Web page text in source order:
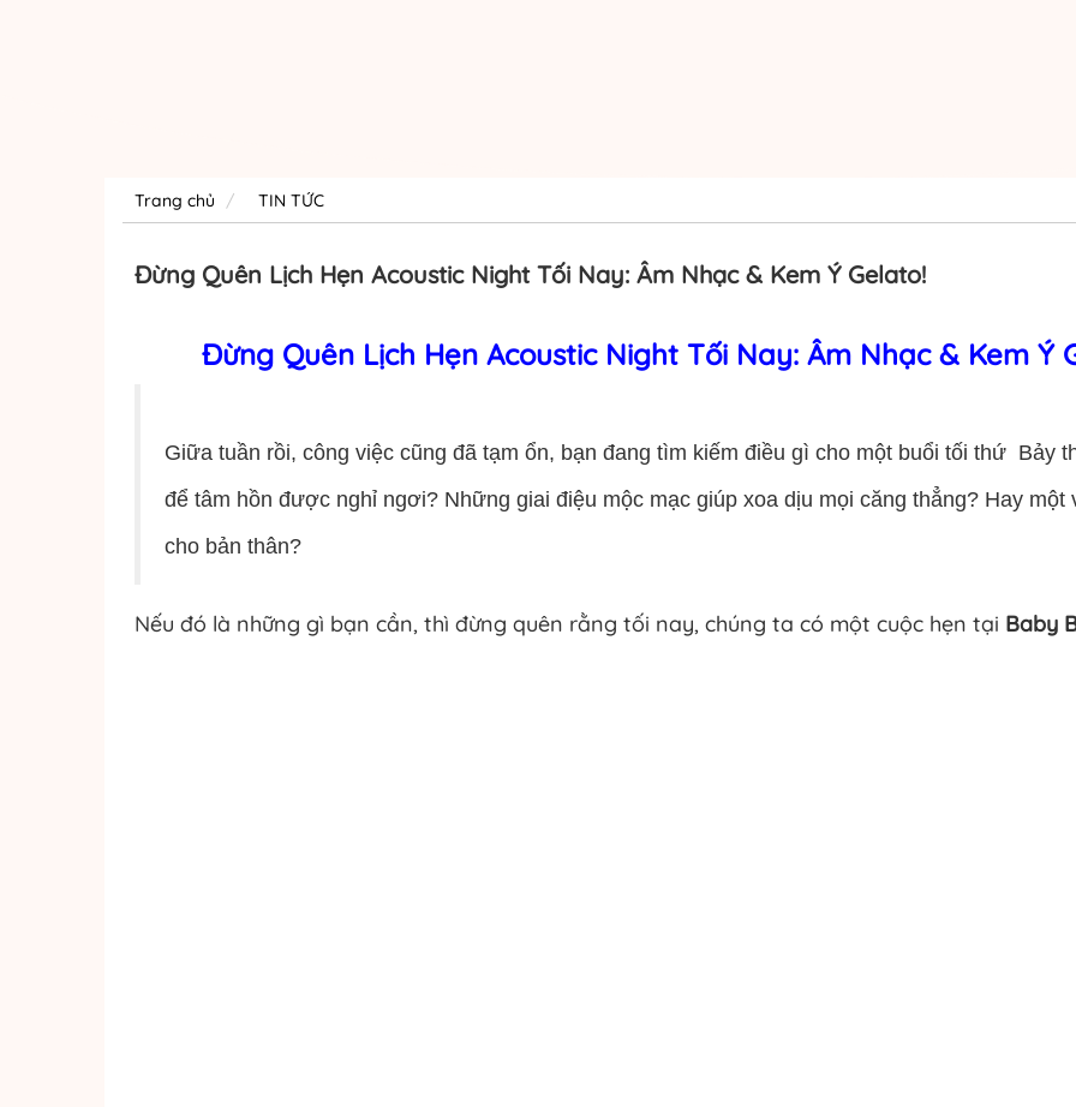
Trang chủ TIN TỨC
Đừng Quên Lịch Hẹn Acoustic Night Tối Nay: Âm Nhạc & Kem Ý Gelato!
Đừng Quên Lịch Hẹn Acoustic Night Tối Nay: Âm Nhạc & Kem Ý
Giữa tuần rồi, công việc cũng đã tạm ổn, bạn đang tìm kiếm điều gì cho một buổi tối thứ Bảy
để tâm hồn được nghỉ ngơi? Những giai điệu mộc mạc giúp xoa dịu mọi căng thẳng? Hay
cho bản thân?
Nếu đó là những gì bạn cần, thì đừng quên rằng tối nay, chúng ta có một cuộc hẹn tại Baby